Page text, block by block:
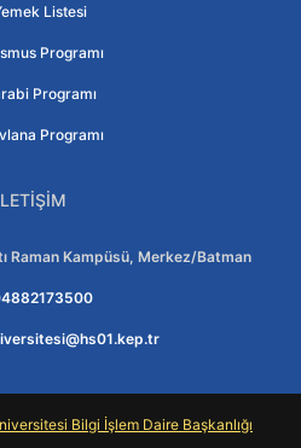
Listesi
Programı
Programı
Programı
Raman Kampüsü, Merkez/Batman
Bilgi İşlem Daire Başkanlığı